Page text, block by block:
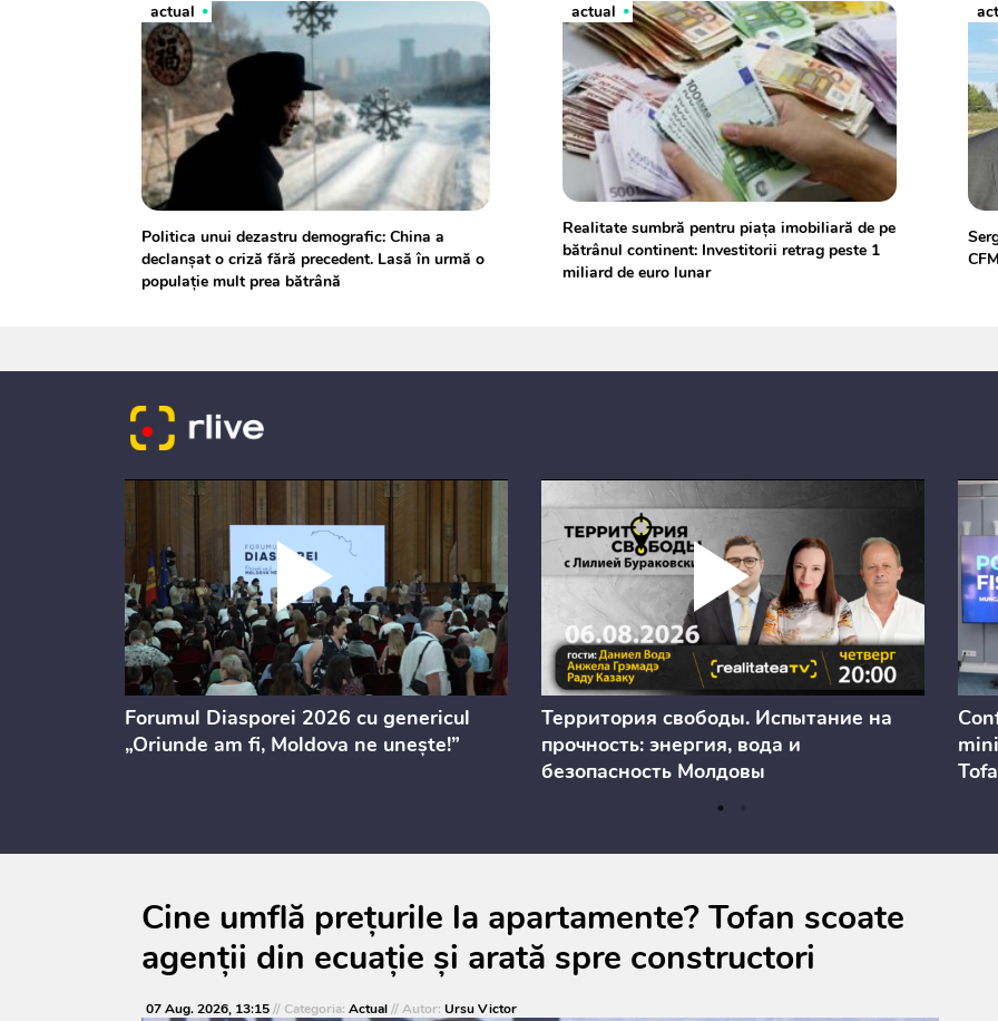
actual
Politica unui dezastru demografic: China a
declanşat o criză fără precedent. Lasă în urmă o
populaţie mult prea bătrână
actual
Realitate sumbră pentru piaţa imobiliară de pe
bătrânul continent: Investitorii retrag peste 1
miliard de euro lunar
Forumul Diasporei 2026 cu genericul
„Oriunde am fi, Moldova ne unește!”
Территория свободы. Испытание на
прочность: энергия, вода и
безопасность Молдовы
Cine umflă prețurile la apartamente? Tofan scoate
agenții din ecuație și arată spre constructori
07 Aug. 2026, 13:15// Categoria: Actual// Autor: Ursu Victor